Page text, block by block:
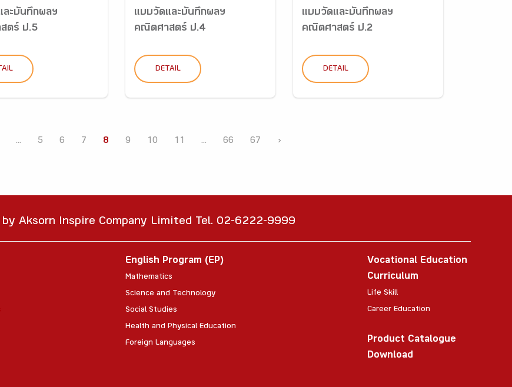
ละบันทึกผลฯ
ตร์ ป.5
แบบวัดและบันทึกผลฯ
คณิตศาสตร์ ป.4
DETAIL
แบบวัดและบันทึกผลฯ
คณิตศาสตร์ ป.2
DETAIL
... 5 6 7 8 9 10 11 ... 66 67 ›
Aksorn Inspire Company Limited Tel. 02-6222-9999
English Program (EP)
Mathematics
Science and Technology
Social Studies
Health and Physical Education
Foreign Languages
Vocational Education
Curriculum
Life Skill
Career Education
Product Catalogue
Download